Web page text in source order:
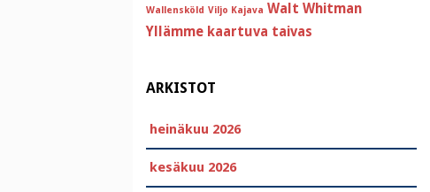
Wallensköld Viljo Kajava Walt Whitman
Yllämme kaartuva taivas
ARKISTOT
heinäkuu 2026
kesäkuu 2026